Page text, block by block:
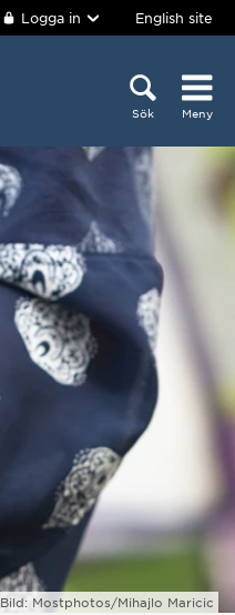
Logga in English site
Sök Meny
Bild: Mostphotos/Mihajlo Maricic